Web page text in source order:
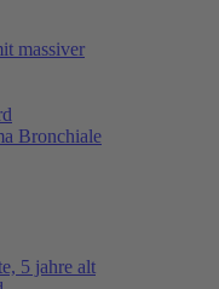
massiver
Bronchiale
5 jahre alt